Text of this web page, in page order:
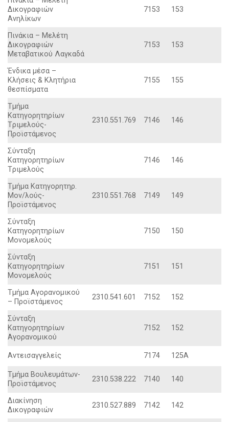
Δικογραφιών
Aνηλίκων
7153 153
Πινάκια – Mελέτη
Δικογραφιών
Mεταβατικού Λαγκαδά
7153 153
Ένδικα μέσα –
Kλήσεις & Kλητήρια
θεσπίσματα
7155 155
Tμήμα
Kατηγορητηρίων
Tριμελούς-
Προϊστάμενος
2310.551.769 7146 146
Σύνταξη
Kατηγορητηρίων
Tριμελούς
7146 146
Tμήμα Kατηγορητηρ.
Mον/λούς-
Προϊστάμενος
2310.551.768 7149 149
Σύνταξη
Kατηγορητηρίων
Mονομελούς
7150 150
Σύνταξη
Kατηγορητηρίων
Mονομελούς
7151 151
Tμήμα Aγορανομικού
– Προϊστάμενος
2310.541.601 7152 152
Σύνταξη
Kατηγορητηρίων
Aγορανομικού
7152 152
Aντεισαγγελείς 7174 125A
Tμήμα Bουλευμάτων-
Προϊστάμενος
2310.538.222 7140 140
Διακίνηση
Δικογραφιών
2310.527.889 7142 142